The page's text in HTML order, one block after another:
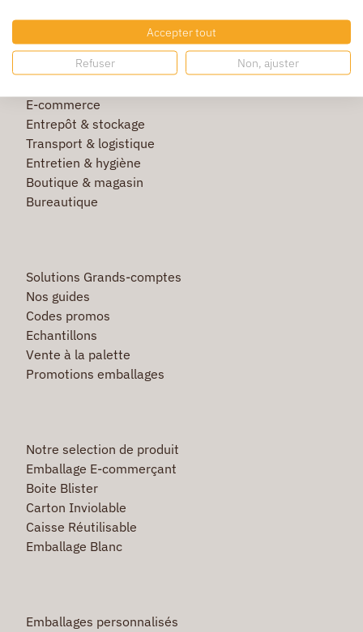
E-commerce
Entrepôt & stockage
Transport & logistique
Entretien & hygiène
Boutique & magasin
Bureautique
Solutions Grands-comptes
Nos guides
Codes promos
Echantillons
Vente à la palette
Promotions emballages
Notre selection de produit
Emballage E-commerçant
Boite Blister
Carton Inviolable
Caisse Réutilisable
Emballage Blanc
Emballages personnalisés
Accepter tout
Refuser Non, ajuster